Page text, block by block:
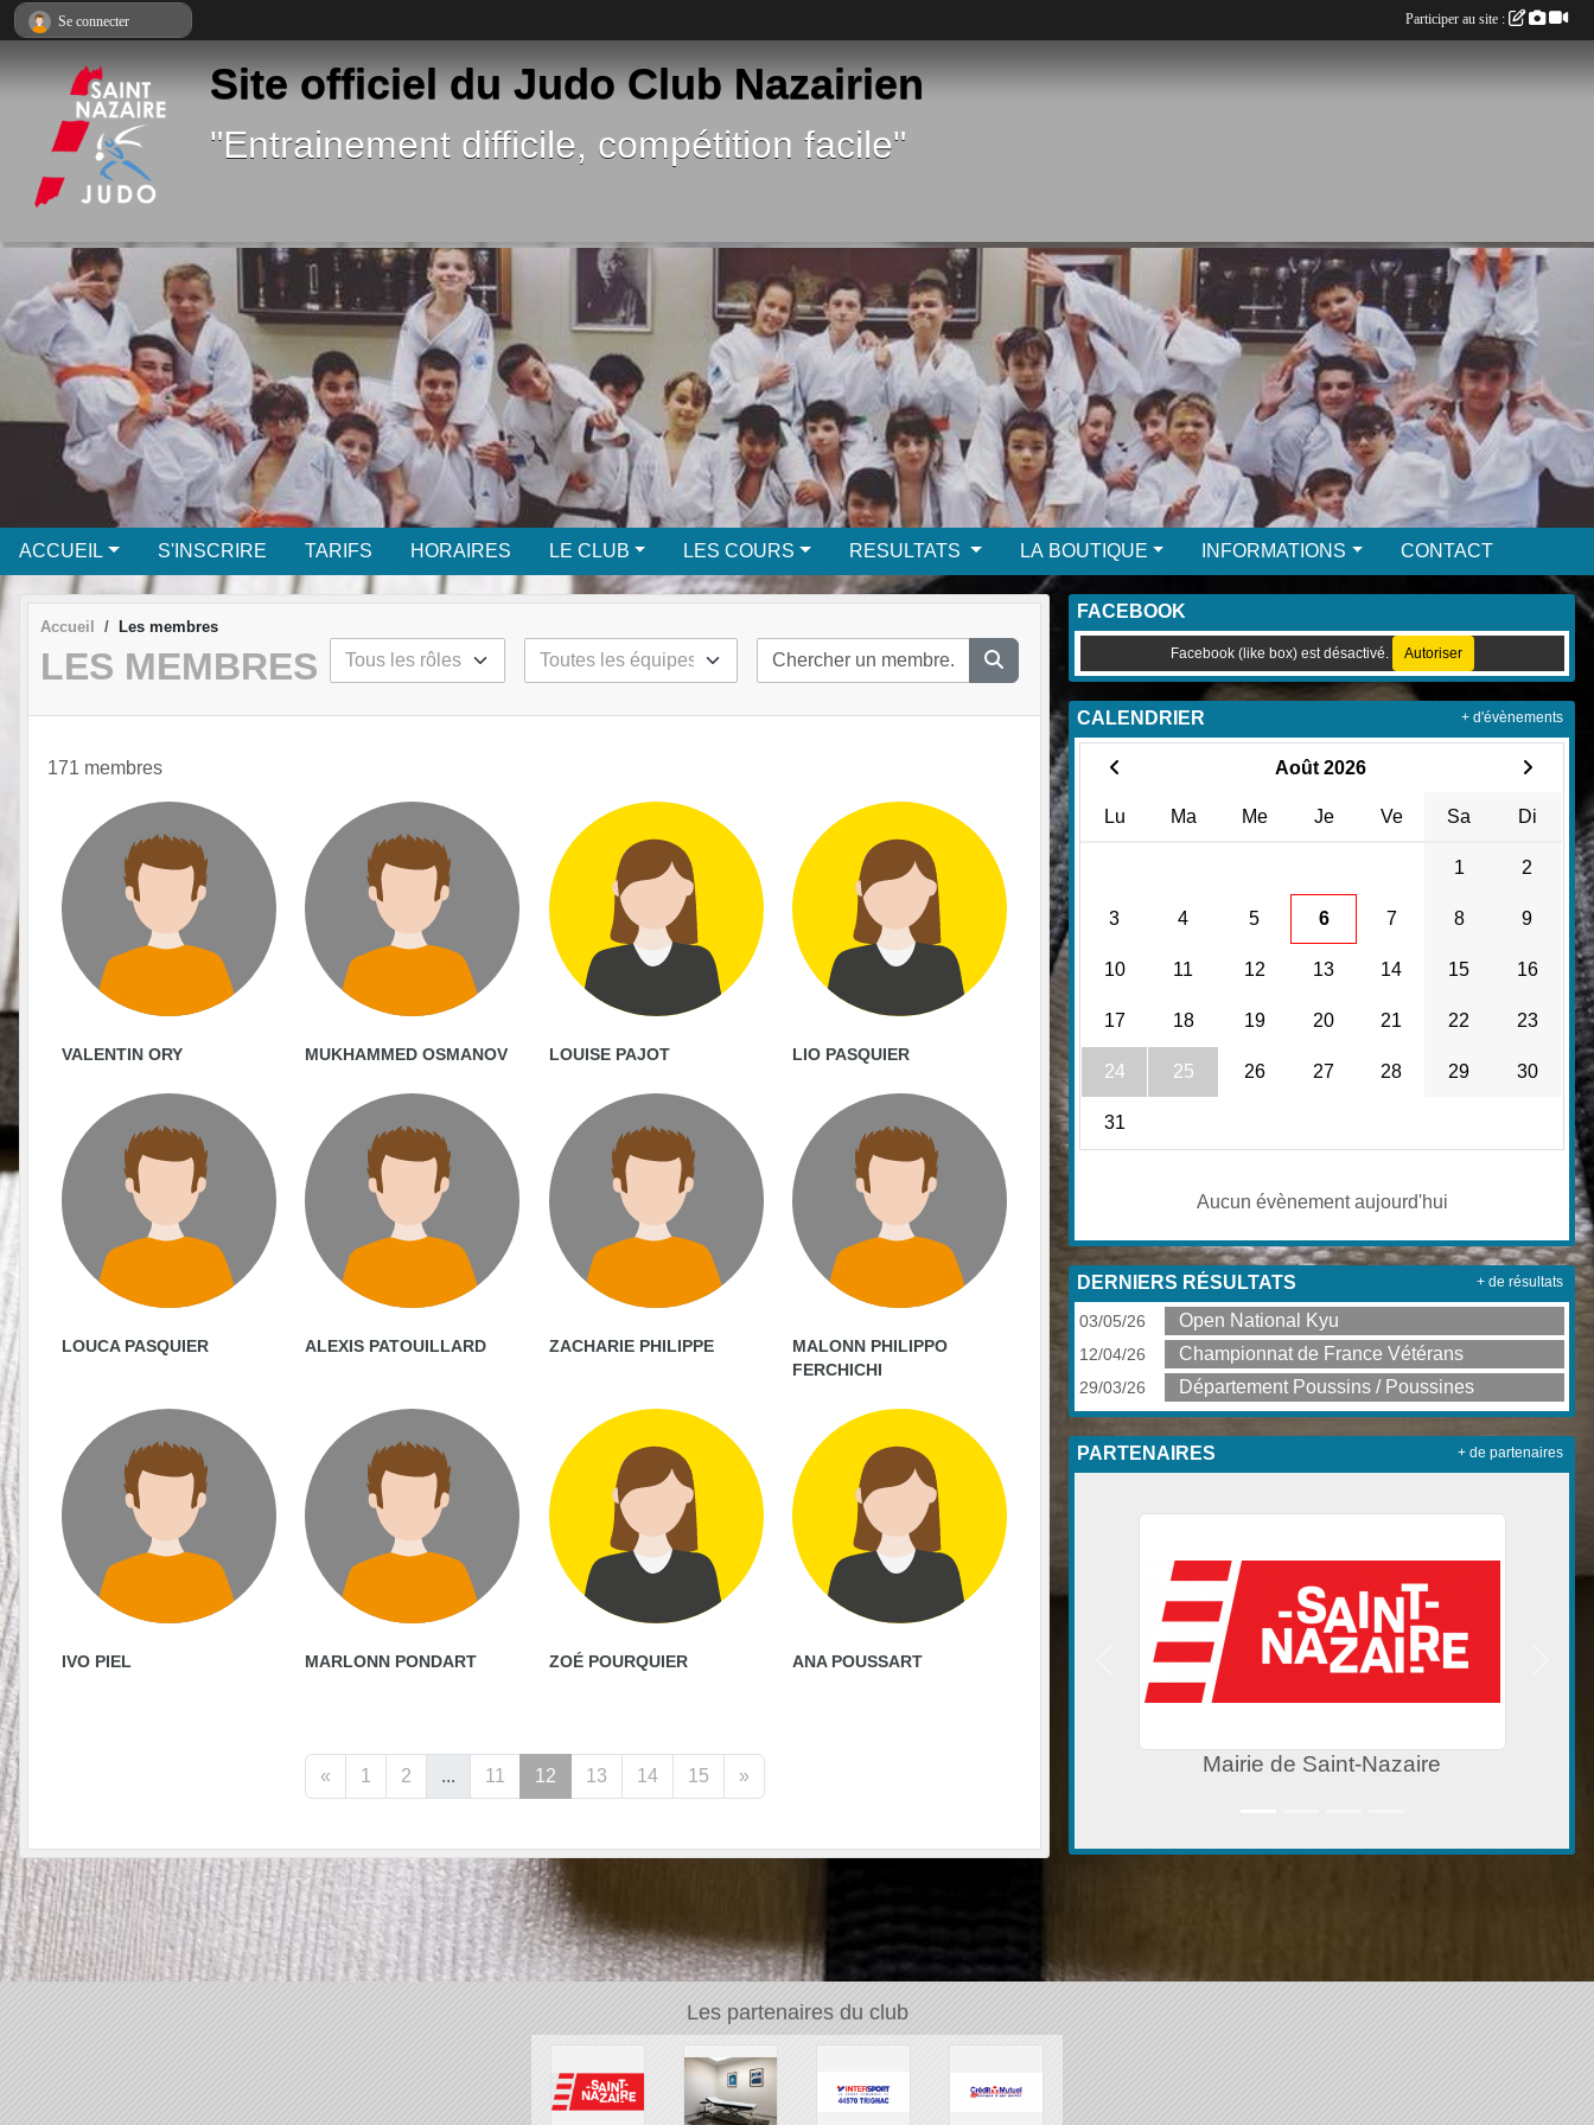
Site officiel du Judo Club Nazairien
"Entrainement difficile, compétition facile"
ACCUEIL S'INSCRIRE TARIFS HORAIRES LE CLUB LES COURS RESULTATS LA BOUTIQUE INFORMATIONS CONTACT
Accueil Les membres
LES MEMBRES
171 membres
VALENTIN ORY MUKHAMMED OSMANOV LOUISE PAJOT LIO PASQUIER
LOUCA PASQUIER ALEXIS PATOUILLARD ZACHARIE PHILIPPE
MALONN PHILIPPO
FERCHICHI
IVO PIEL MARLONN PONDART ZOÉ POURQUIER ANA POUSSART
« 1 2 ... 11 12 13 14 15 »
FACEBOOK
Facebook (like box) est désactivé. Autoriser
CALENDRIER
Août 2026
Lu Ma Me Je Ve Sa Di
1 2
3 4 5 6 7 8 9
10 11 12 13 14 15 16
17 18 19 20 21 22 23
24 25 26 27 28 29 30
31
Aucun évènement aujourd'hui
+ d'évènements
DERNIERS RÉSULTATS
03/05/26 Open National Kyu
12/04/26 Championnat de France Vétérans
29/03/26 Département Poussins / Poussines
+ de résultats
PARTENAIRES
Mairie de Saint-Nazaire
+ de partenaires
Les partenaires du club
Se connecter Participer au site :
Panneau de gestion des cookies